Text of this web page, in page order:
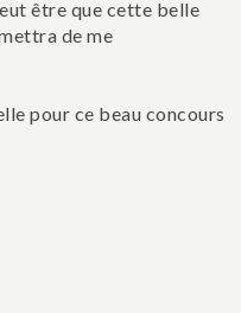
être que cette belle
de me
pour ce beau concours